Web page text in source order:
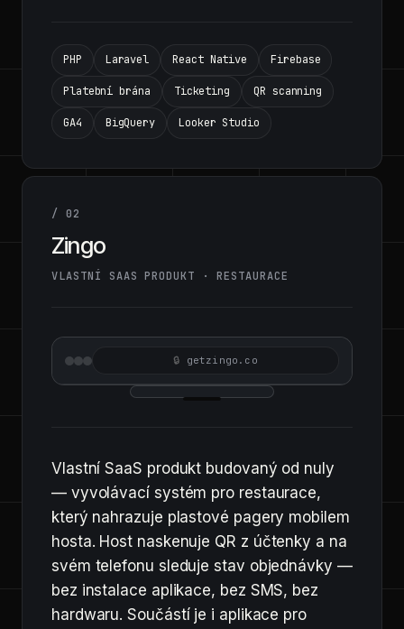
PHP Laravel React Native Firebase
Platební brána Ticketing QR scanning
GA4 BigQuery Looker Studio
/ 02
Zingo
VLASTNÍ SAAS PRODUKT · RESTAURACE
getzingo.co
Vlastní SaaS produkt budovaný od nuly
— vyvolávací systém pro restaurace,
který nahrazuje plastové pagery mobilem
hosta. Host naskenuje QR z účtenky a na
svém telefonu sleduje stav objednávky —
bez instalace aplikace, bez SMS, bez
hardwaru. Součástí je i aplikace pro